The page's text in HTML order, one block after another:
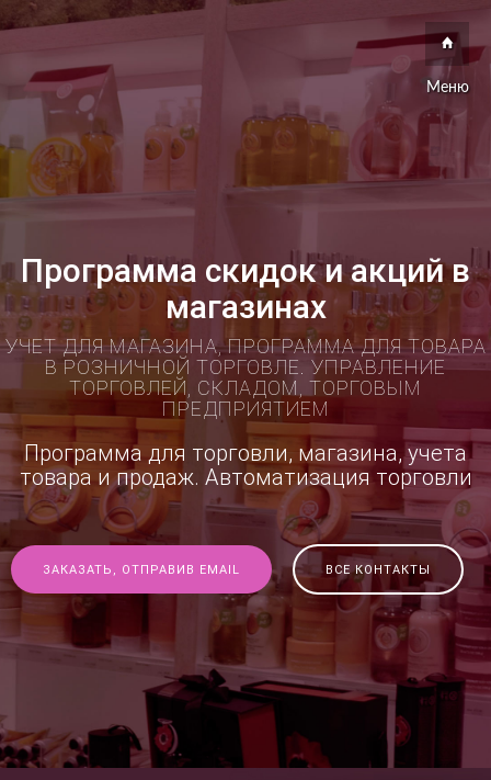
Меню
Программа скидок и акций в
магазинах
УЧЕТ ДЛЯ МАГАЗИНА, ПРОГРАММА ДЛЯ ТОВАРА
В РОЗНИЧНОЙ ТОРГОВЛЕ. УПРАВЛЕНИЕ
ТОРГОВЛЕЙ, СКЛАДОМ, ТОРГОВЫМ
ПРЕДПРИЯТИЕМ
Программа для торговли, магазина, учета
товара и продаж. Автоматизация торговли
ЗАКАЗАТЬ, ОТПРАВИВ EMAIL ВСЕ КОНТАКТЫ